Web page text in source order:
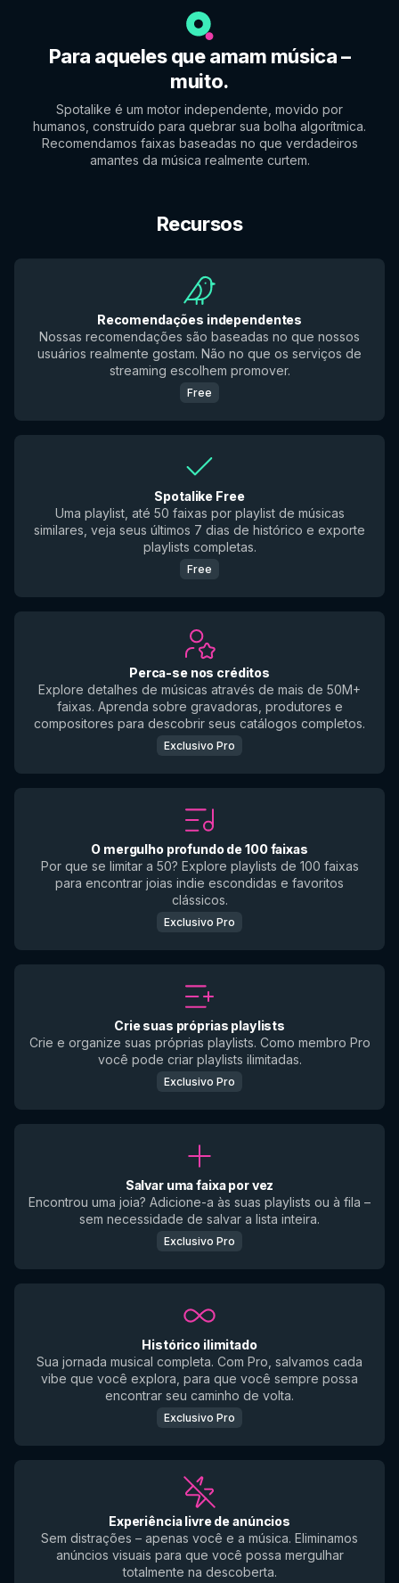
Para aqueles que amam música –
muito.
Spotalike é um motor independente, movido por
humanos, construído para quebrar sua bolha algorítmica.
Recomendamos faixas baseadas no que verdadeiros
amantes da música realmente curtem.
Recursos
Recomendações independentes
Nossas recomendações são baseadas no que nossos
usuários realmente gostam. Não no que os serviços de
streaming escolhem promover.
Free
Spotalike Free
Uma playlist, até 50 faixas por playlist de músicas
similares, veja seus últimos 7 dias de histórico e exporte
playlists completas.
Free
Perca-se nos créditos
Explore detalhes de músicas através de mais de 50M+
faixas. Aprenda sobre gravadoras, produtores e
compositores para descobrir seus catálogos completos.
Exclusivo Pro
O mergulho profundo de 100 faixas
Por que se limitar a 50? Explore playlists de 100 faixas
para encontrar joias indie escondidas e favoritos
clássicos.
Exclusivo Pro
Crie suas próprias playlists
Crie e organize suas próprias playlists. Como membro Pro
você pode criar playlists ilimitadas.
Exclusivo Pro
Salvar uma faixa por vez
Encontrou uma joia? Adicione-a às suas playlists ou à fila –
sem necessidade de salvar a lista inteira.
Exclusivo Pro
Histórico ilimitado
Sua jornada musical completa. Com Pro, salvamos cada
vibe que você explora, para que você sempre possa
encontrar seu caminho de volta.
Exclusivo Pro
Experiência livre de anúncios
Sem distrações – apenas você e a música. Eliminamos
anúncios visuais para que você possa mergulhar
totalmente na descoberta.